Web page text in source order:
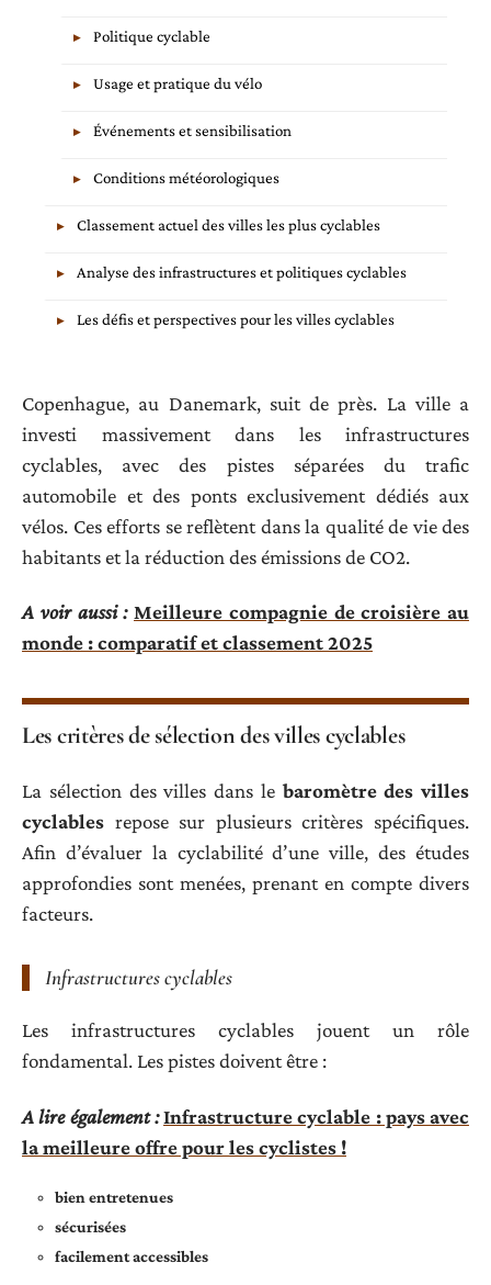
Politique cyclable
Usage et pratique du vélo
Événements et sensibilisation
Conditions météorologiques
Classement actuel des villes les plus cyclables
Analyse des infrastructures et politiques cyclables
Les défis et perspectives pour les villes cyclables
Copenhague, au Danemark, suit de près. La ville a
investi massivement dans les infrastructures
cyclables, avec des pistes séparées du trafic
automobile et des ponts exclusivement dédiés aux
vélos. Ces efforts se reflètent dans la qualité de vie des
habitants et la réduction des émissions de CO2.
A voir aussi : Meilleure compagnie de croisière au
monde : comparatif et classement 2025
Les critères de sélection des villes cyclables
La sélection des villes dans le baromètre des villes
cyclables repose sur plusieurs critères spécifiques.
Afin d’évaluer la cyclabilité d’une ville, des études
approfondies sont menées, prenant en compte divers
facteurs.
Infrastructures cyclables
Les infrastructures cyclables jouent un rôle
fondamental. Les pistes doivent être :
A lire également : Infrastructure cyclable : pays avec
la meilleure offre pour les cyclistes !
bien entretenues
sécurisées
facilement accessibles